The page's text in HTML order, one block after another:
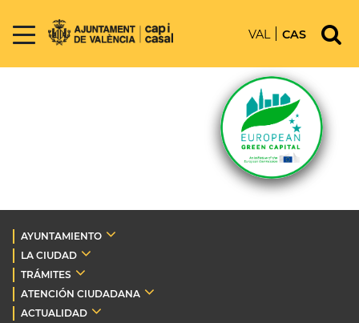
VAL CAS
AYUNTAMIENTO
LA CIUDAD
TRÁMITES
ATENCIÓN CIUDADANA
ACTUALIDAD